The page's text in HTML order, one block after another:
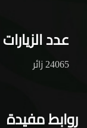
عدد الزيارات
24065 زائر
روابط مفيدة